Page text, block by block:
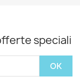
speciali